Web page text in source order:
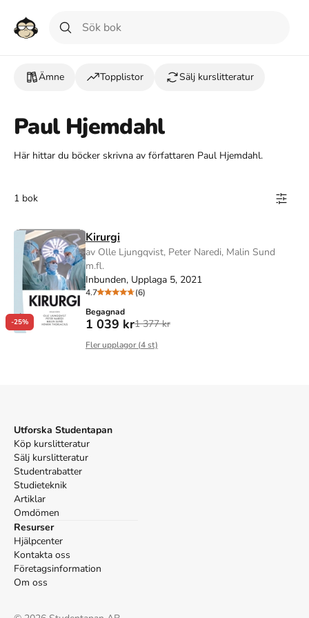
Ämne Topplistor Sälj kurslitteratur
Paul Hjemdahl
Här hittar du böcker skrivna av författaren Paul Hjemdahl.
1 bok
-25%
Kirurgi
av Olle Ljungqvist, Peter Naredi, Malin Sund
m.fl.
Inbunden, Upplaga 5, 2021
4.7
(6)
Begagnad
1 039 kr1 377 kr
Fler upplagor (4st)
Utforska Studentapan
Köp kurslitteratur
Sälj kurslitteratur
Studentrabatter
Studieteknik
Artiklar
Omdömen
Resurser
Hjälpcenter
Kontakta oss
Företagsinformation
Om oss